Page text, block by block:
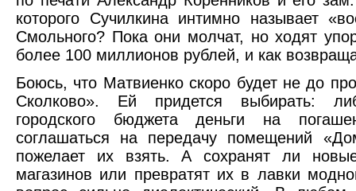
которого Сучилкина интимно называет
Смольного? Пока они молчат, но ходят
более 100 миллионов рублей, и как
Боюсь, что Матвиенко скоро будет не до
Сколково». Ей придется выбирать:
городского бюджета деньги на
соглашаться на передачу помещений
пожелает их взять. А сохранят ли
магазинов или превратят их в лавки